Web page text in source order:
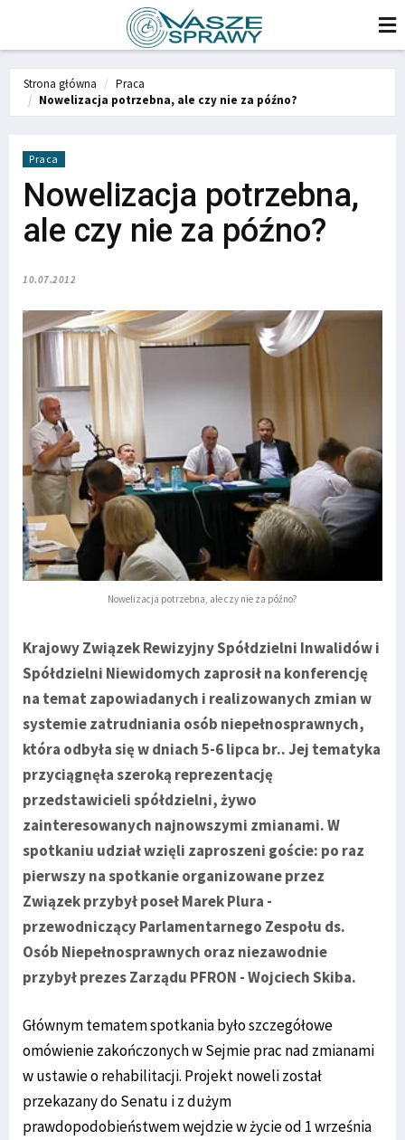
Strona główna
Praca
Nowelizacja potrzebna, ale czy nie za późno?
Praca
Nowelizacja potrzebna,
ale czy nie za późno?
10.07.2012
Nowelizacja potrzebna, ale czy nie za późno?
Krajowy Związek Rewizyjny Spółdzielni Inwalidów i
Spółdzielni Niewidomych zaprosił na konferencję
na temat zapowiadanych i realizowanych zmian w
systemie zatrudniania osób niepełnosprawnych,
która odbyła się w dniach 5-6 lipca br.. Jej tematyka
przyciągnęła szeroką reprezentację
przedstawicieli spółdzielni, żywo
zainteresowanych najnowszymi zmianami. W
spotkaniu udział wzięli zaproszeni goście: po raz
pierwszy na spotkanie organizowane przez
Związek przybył posełMarek Plura -
przewodniczący Parlamentarnego Zespołu ds.
Osób Niepełnosprawnych oraz niezawodnie
przybył prezes Zarządu PFRON -Wojciech Skiba.
Głównym tematem spotkania było szczegółowe
omówienie zakończonych w Sejmie prac nad zmianami
w ustawie o rehabilitacji. Projekt noweli został
przekazany do Senatu i z dużym
prawdopodobieństwem wejdzie w życie od 1 września